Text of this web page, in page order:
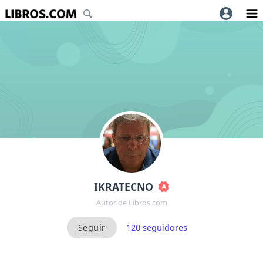
IKRATECNO
Autor de Libros.com
120seguidores